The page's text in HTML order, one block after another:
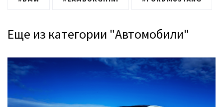
Еще из категории "Автомобили"